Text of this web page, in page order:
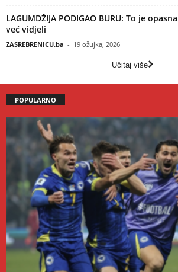
LAGUMDŽIJA PODIGAO BURU: To je
već vidjeli
ZASREBRENICU.ba - 19 ožujka, 2026
Učitaj više
POPULARNO